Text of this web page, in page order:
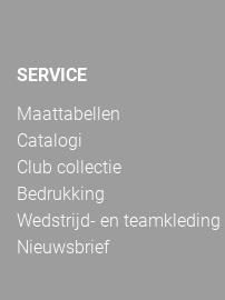
SERVICE
Maattabellen
Catalogi
Club collectie
Bedrukking
Wedstrijd- en teamkleding
Nieuwsbrief